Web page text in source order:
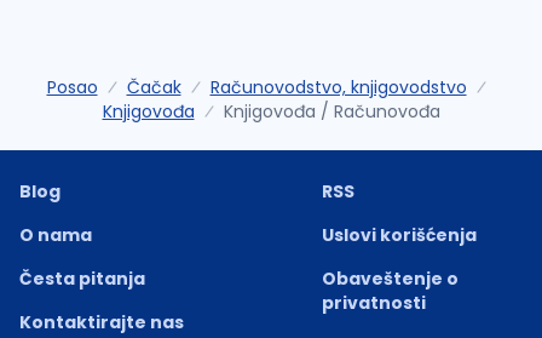
Posao Čačak
Računovodstvo, knjigovodstvo
Knjigovođa
Knjigovođa / Računovođa
Blog
O nama
Česta pitanja
Kontaktirajte nas
RSS
Uslovi korišćenja
Obaveštenje o
privatnosti